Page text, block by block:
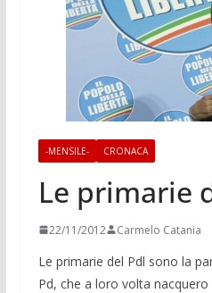
-MENSILE- CRONACA
Le primarie
22/11/2012 Carmelo Catania
Le primarie del Pdl sono la
Pd, che a loro volta